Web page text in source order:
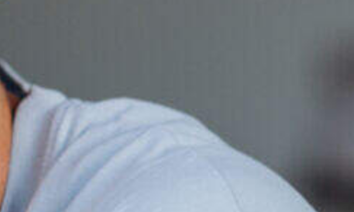
sollicitaties op één plek.
Upload je CV Maak een succesvol CV